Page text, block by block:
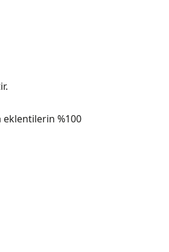
eklentilerin %100